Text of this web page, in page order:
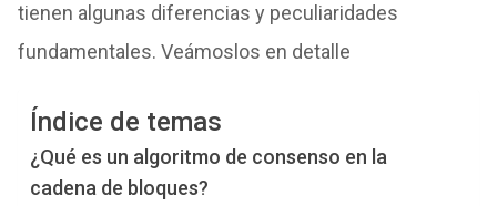
tienen algunas diferencias y peculiaridades
fundamentales. Veámoslos en detalle
Índice de temas
¿Qué es un algoritmo de consenso en la
cadena de bloques?